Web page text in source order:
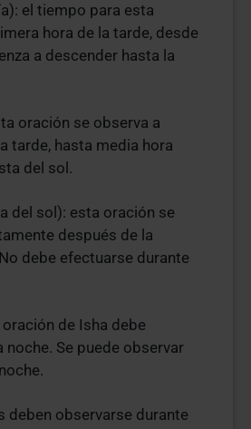
el tiempo para esta
hora de la tarde, desde
a descender hasta la
oración se observa a
tarde, hasta media hora
del sol.
del sol): esta oración se
después de la
debe efectuarse durante
de Isha debe
noche. Se puede observar
deben observarse durante